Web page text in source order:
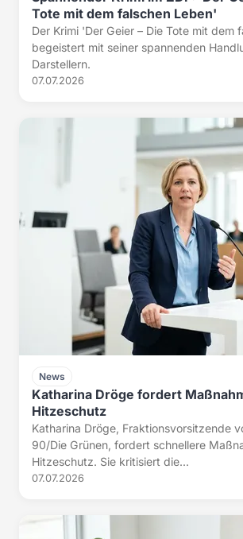
Tote mit dem falschen Leben'
Der Krimi 'Der Geier – Die Tote mit dem
begeistert mit seiner spannenden
Darstellern.
07.07.2026
News
Katharina Dröge fordert
Hitzeschutz
Katharina Dröge, Fraktionsvorsitzende
90/Die Grünen, fordert schnellere
Hitzeschutz. Sie kritisiert die...
07.07.2026